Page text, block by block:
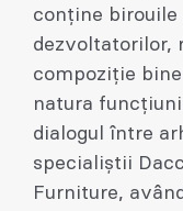
conține
dezvoltatorilor,
compoziție
natura
dialogul între
specialiștii
Furniture,